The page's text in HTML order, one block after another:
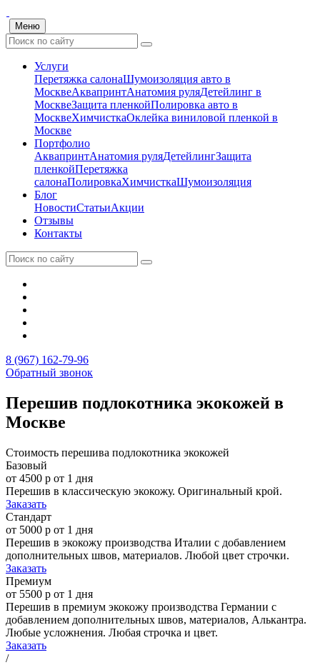
Меню
Услуги
Перетяжка салонаШумоизоляция авто в
МосквеАквапринтАнатомия руляДетейлинг в
МосквеЗащита пленкойПолировка авто в
МосквеХимчисткаОклейка виниловой пленкой в
Москве
Портфолио
АквапринтАнатомия руляДетейлингЗащита
пленкойПеретяжка
салонаПолировкаХимчисткаШумоизоляция
Блог
НовостиСтатьиАкции
Отзывы
Контакты
8 (967) 162-79-96
Обратный звонок
Перешив подлокотника экокожей в
Москве
Стоимость перешива подлокотника экокожей
Базовый
от 4500 р от 1 дня
Перешив в классическую экокожу. Оригинальный крой.
Заказать
Стандарт
от 5000 р от 1 дня
Перешив в экокожу производства Италии с добавлением
дополнительных швов, материалов. Любой цвет строчки.
Заказать
Премиум
от 5500 р от 1 дня
Перешив в премиум экокожу производства Германии с
добавлением дополнительных швов, материалов, Алькантра.
Любые усложнения. Любая строчка и цвет.
Заказать
/